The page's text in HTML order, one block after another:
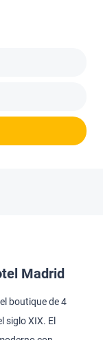
Madrid
boutique de 4
siglo XIX. El